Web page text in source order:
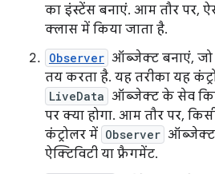
का इंस्टेंस बनाएं. आम तौर पर,
क्लास में किया जाता है.
Observer ऑब्जेक्ट बनाएं, जो
तय करता है. यह तरीका यह
LiveData ऑब्जेक्ट के सेव
पर क्या होगा. आम तौर पर,
कंट्रोलर में Observer ऑब्जेक्ट
ऐक्टिविटी या फ़्रैगमेंट.